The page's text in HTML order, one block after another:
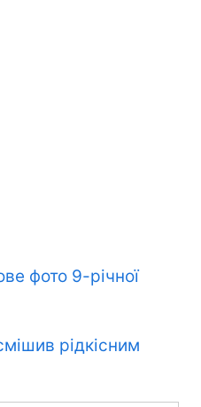
фото 9-річної
рідкісним